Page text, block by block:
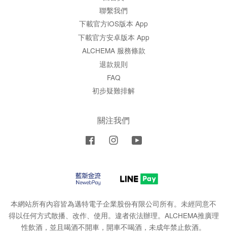
聯繫我們
下載官方iOS版本 App
下載官方安卓版本 App
ALCHEMA 服務條款
退款規則
FAQ
初步疑難排解
關注我們
Facebook Instagram
本網站所有內容皆為邁特電子企業股份有限公司所有。未經同意不
得以任何方式散播、改作、使用。違者依法辦理。ALCHEMA推廣理
性飲酒，並且喝酒不開車，開車不喝酒，未成年禁止飲酒。